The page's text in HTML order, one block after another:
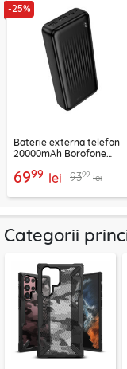
-25%
Baterie externa telefon
20000mAh Borofone
6999 lei 9399 lei
Categorii